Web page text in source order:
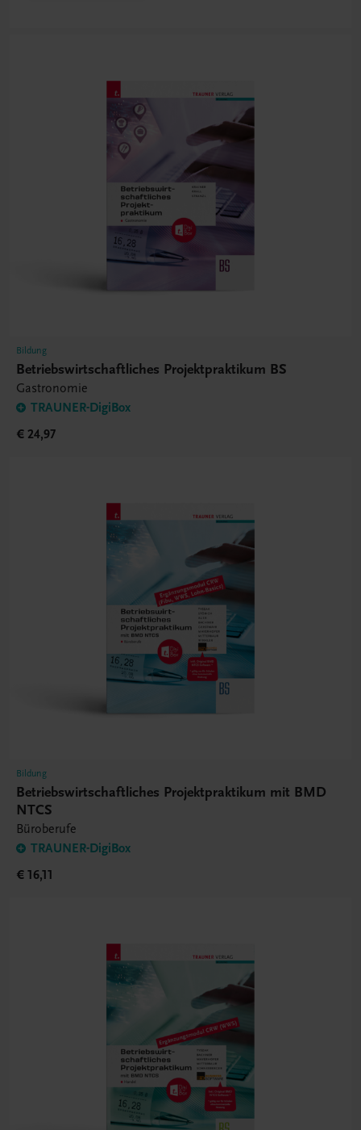
Bildung
Betriebswirtschaftliches Projektpraktikum BS
Gastronomie
TRAUNER-DigiBox
€ 24,97
Bildung
Betriebswirtschaftliches Projektpraktikum mit BMD
NTCS
Büroberufe
TRAUNER-DigiBox
€ 16,11